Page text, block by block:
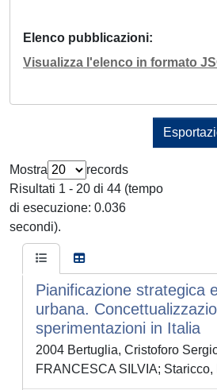
Elenco pubblicazioni
Visualizza l'elenco in formato
Mostra
records
Risultati 1 - 20 di 44 (tempo
di esecuzione: 0.036
secondi).
Pianificazione strategica
urbana.
sperimentazioni in Italia
2004 Bertuglia, Cristoforo
FRANCESCA SILVIA; Staricco,